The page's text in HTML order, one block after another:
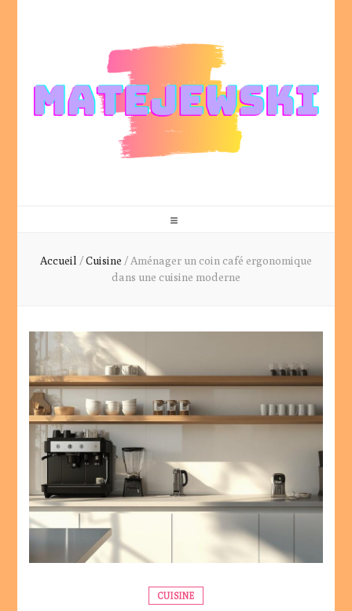
Accueil /Cuisine /Aménager un coin café ergonomique
dans une cuisine moderne
CUISINE